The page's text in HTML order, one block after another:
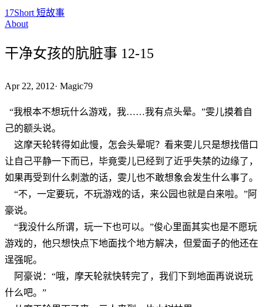
17Short 短故事
About
干净女孩的肮脏事 12-15
Apr 22, 2012· Magic79
“我根本不想玩什么游戏，我……我有点头晕。”雯儿摸着自
己的额头说。
这摩天轮转得如此慢，怎会头晕呢？看来雯儿只是想找借口
让自己平静一下而已，毕竟雯儿已经到了近乎失禁的边缘了，
如果再受到什么刺激的话，雯儿也不敢想象会发生什么事了。
“不，一定要玩，不玩游戏的话，来公园也就是白来啦。”阿
豪说。
“我没什么所谓，玩一下也可以。”俊心里面其实也是不愿玩
游戏的，他只想快点下地面找个地方解决，但爱面子的他还在
逞强呢。
阿豪说：“哦，摩天轮就快转完了，我们下到地面再说说玩
什么吧。”